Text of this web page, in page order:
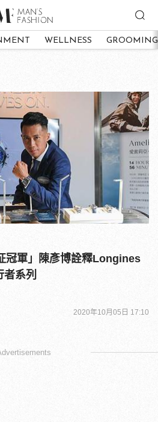
WELLNESS GROOMING
冠軍」陳彥博詮釋Longines
系列
2020年10月05日 17:10